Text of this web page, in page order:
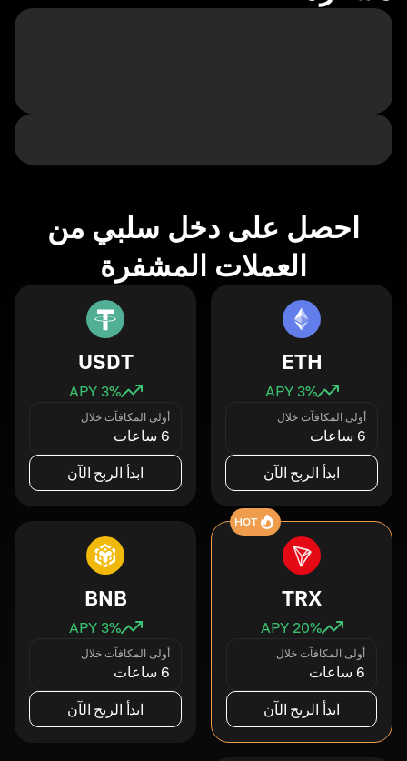
احصل على دخل سلبي من
العملات المشفرة
ETH
3% APY
أولى المكافآت خلال
6 ساعات
ابدأ الربح الآن
USDT
3% APY
أولى المكافآت خلال
6 ساعات
ابدأ الربح الآن
HOT
TRX
20% APY
أولى المكافآت خلال
6 ساعات
ابدأ الربح الآن
BNB
3% APY
أولى المكافآت خلال
6 ساعات
ابدأ الربح الآن